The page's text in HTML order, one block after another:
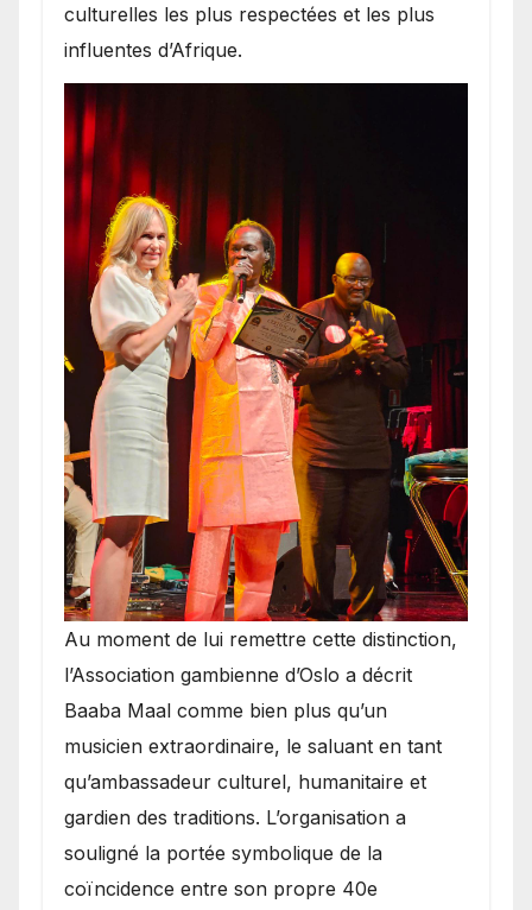
culturelles les plus respectées et les plus
influentes d’Afrique.
​Au moment de lui remettre cette distinction,
l’Association gambienne d’Oslo a décrit
Baaba Maal comme bien plus qu’un
musicien extraordinaire, le saluant en tant
qu’ambassadeur culturel, humanitaire et
gardien des traditions. L’organisation a
souligné la portée symbolique de la
coïncidence entre son propre 40e